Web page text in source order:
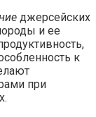
джерсейских
и ее
к
при